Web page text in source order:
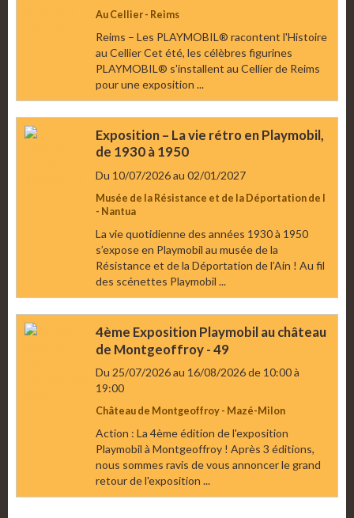
Au Cellier - Reims
Reims – Les PLAYMOBIL® racontent l'Histoire
au Cellier Cet été, les célèbres figurines
PLAYMOBIL® s'installent au Cellier de Reims
pour une exposition ...
Exposition – La vie rétro en Playmobil,
de 1930 à 1950
Du 10/07/2026au 02/01/2027
Musée de la Résistance et de la Déportation de l
- Nantua
La vie quotidienne des années 1930 à 1950
s’expose en Playmobil au musée de la
Résistance et de la Déportation de l’Ain ! Au fil
des scénettes Playmobil ...
4ème Exposition Playmobil au château
de Montgeoffroy - 49
Du 25/07/2026au 16/08/2026de 10:00à
19:00
Château de Montgeoffroy - Mazé-Milon
Action : La 4ème édition de l'exposition
Playmobil à Montgeoffroy ! Après 3 éditions,
nous sommes ravis de vous annoncer le grand
retour de l'exposition ...